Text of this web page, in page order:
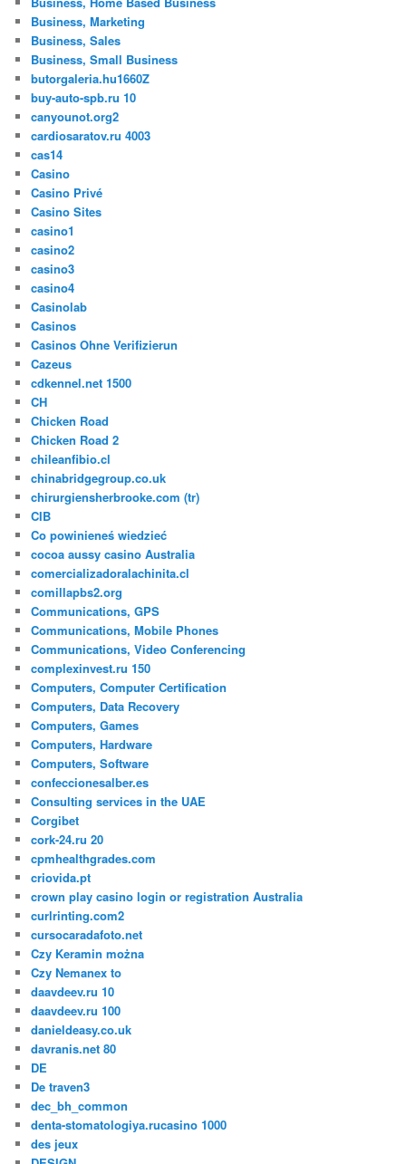
Business, Marketing
Business, Sales
Business, Small Business
butorgaleria.hu1660Z
buy-auto-spb.ru 10
canyounot.org2
cardiosaratov.ru 4003
cas14
Casino
Casino Privé
Casino Sites
casino1
casino2
casino3
casino4
Casinolab
Casinos
Casinos Ohne Verifizierun
Cazeus
cdkennel.net 1500
CH
Chicken Road
Chicken Road 2
chileanfibio.cl
chinabridgegroup.co.uk
chirurgiensherbrooke.com (tr)
CIB
Co powinieneś wiedzieć
cocoa aussy casino Australia
comercializadoralachinita.cl
comillapbs2.org
Communications, GPS
Communications, Mobile Phones
Communications, Video Conferencing
complexinvest.ru 150
Computers, Computer Certification
Computers, Data Recovery
Computers, Games
Computers, Hardware
Computers, Software
confeccionesalber.es
Consulting services in the UAE
Corgibet
cork-24.ru 20
cpmhealthgrades.com
criovida.pt
crown play casino login or registration Australia
curlrinting.com2
cursocaradafoto.net
Czy Keramin można
Czy Nemanex to
daavdeev.ru 10
daavdeev.ru 100
danieldeasy.co.uk
davranis.net 80
DE
De traven3
dec_bh_common
denta-stomatologiya.rucasino 1000
des jeux